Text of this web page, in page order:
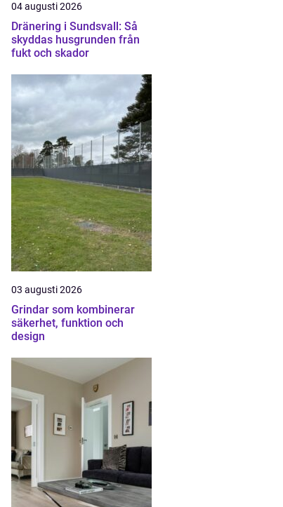
04 augusti 2026
Dränering i Sundsvall: Så
skyddas husgrunden från
fukt och skador
03 augusti 2026
Grindar som kombinerar
säkerhet, funktion och
design